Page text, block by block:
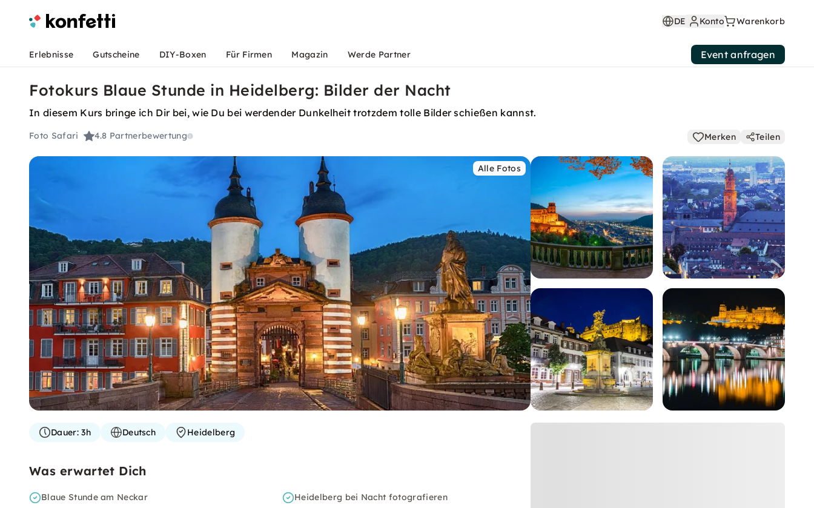
DE Konto Warenkorb
Erlebnisse Gutscheine DIY-Boxen Für Firmen Magazin Werde Partner Event anfragen
Fotokurs Blaue Stunde in Heidelberg: Bilder der Nacht
In diesem Kurs bringe ich Dir bei, wie Du bei werdender Dunkelheit trotzdem tolle Bilder schießen kannst.
Foto Safari 4.8 Partnerbewertung Merken Teilen
Alle Fotos
Dauer:3h Deutsch Heidelberg
Was erwartet Dich
Blaue Stunde am Neckar
Heidelberg bei Nacht fotografieren